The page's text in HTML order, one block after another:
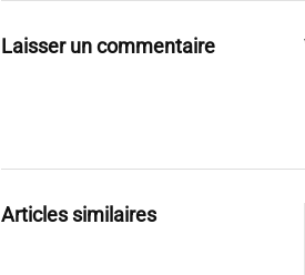
Laisser un commentaire
Articles similaires